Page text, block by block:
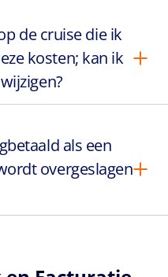
de cruise die ik
kosten; kan ik
als een
overgeslagen